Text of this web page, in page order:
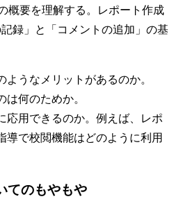
概要を理解する。レポート作成
録」と「コメントの追加」の基
ようなメリットがあるのか。
は何のためか。
応用できるのか。例えば、レポ
導で校閲機能はどのように利用
てのもやもや